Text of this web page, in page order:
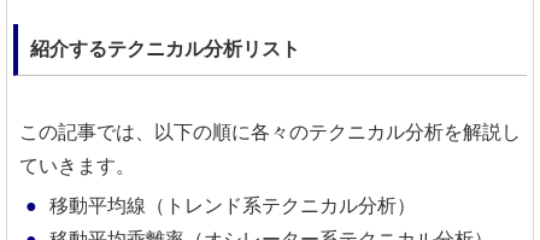
紹介するテクニカル分析リスト
この記事では、以下の順に各々のテクニカル分析を解説し
ていきます。
移動平均線（トレンド系テクニカル分析）